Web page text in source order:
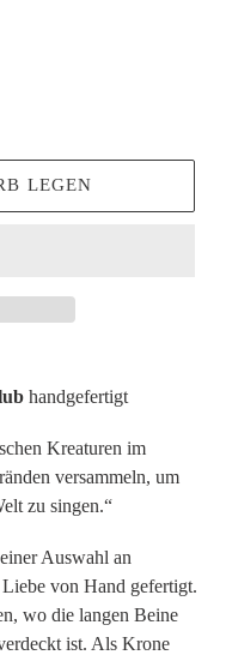
LEGEN
handgefertigt
Kreaturen im
versammeln, um
zu singen.“
Auswahl an
von Hand gefertigt.
wo die langen Beine
ist. Als Krone